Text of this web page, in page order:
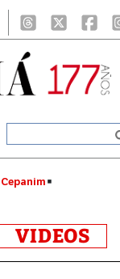
Cepanim
VIDEOS